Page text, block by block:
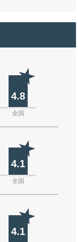
4.8
全国
4.1
全国
4.1